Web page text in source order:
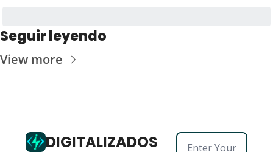
Seguir leyendo
View more
DIGITALIZADOS